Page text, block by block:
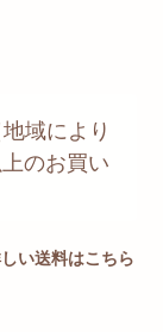
域により
のお買い
い送料はこちら